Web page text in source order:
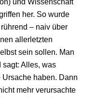
und Wissenschaft
her. So wurde
– naiv über
allerletzten
sein sollen. Man
sagt: Alles, was
haben. Dann
mehr verursachte